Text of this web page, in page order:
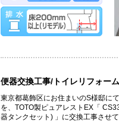
便器交換工事/トイレリフォーム
東京都葛飾区にお住まいのS様邸に
を、TOTO製ピュアレストEX「
器タンクセット) 」に交換工事させ